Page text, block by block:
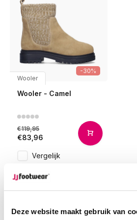
Deze website maakt gebruik van
-30%
Wooler
Wooler - Camel
€119,95
€83,96
Vergelijk